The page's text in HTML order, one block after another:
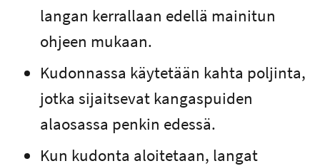
langan kerrallaan edellä mainitun
ohjeen mukaan.
Kudonnassa käytetään kahta poljinta,
jotka sijaitsevat kangaspuiden
alaosassa penkin edessä.
Kun kudonta aloitetaan, langat